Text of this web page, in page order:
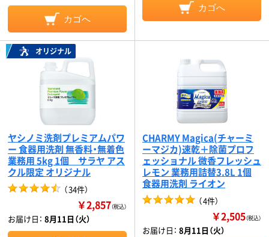
カゴへ
カゴへ
オリジナル
ヤシノミ洗剤プレミアムパワ
ー 食器用洗剤 無香料・無着色
業務用 5kg 1個 サラヤ アス
クル限定 オリジナル
（34件）
￥2,857（税込）
お届け日： 8月11日（火）
CHARMY Magica(チャーミ
ーマジカ)速乾＋除菌プロフ
ェッショナル 微香フレッシュ
レモン 業務用詰替3.8L 1個
食器用洗剤 ライオン
（4件）
￥2,505（税込）
お届け日： 8月11日（火）